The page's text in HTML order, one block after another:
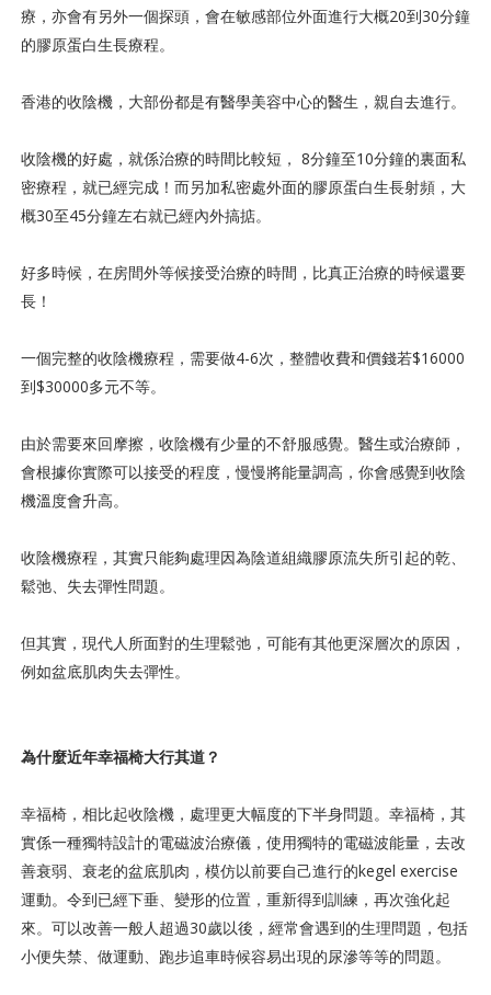
療，亦會有另外一個探頭，會在敏感部位外面進行大概20到30分鐘
的膠原蛋白生長療程。
香港的收陰機，大部份都是有醫學美容中心的醫生，親自去進行。
收陰機的好處，就係治療的時間比較短， 8分鐘至10分鐘的裏面私
密療程，就已經完成！而另加私密處外面的膠原蛋白生長射頻，大
概30至45分鐘左右就已經內外搞掂。
好多時候，在房間外等候接受治療的時間，比真正治療的時候還要
長！
一個完整的收陰機療程，需要做4-6次，整體收費和價錢若$16000
到$30000多元不等。
由於需要來回摩擦，收陰機有少量的不舒服感覺。醫生或治療師，
會根據你實際可以接受的程度，慢慢將能量調高，你會感覺到收陰
機溫度會升高。
收陰機療程，其實只能夠處理因為陰道組織膠原流失所引起的乾、
鬆弛、失去彈性問題。
但其實，現代人所面對的生理鬆弛，可能有其他更深層次的原因，
例如盆底肌肉失去彈性。
為什麼近年幸福椅大行其道？
幸福椅，相比起收陰機，處理更大幅度的下半身問題。幸福椅，其
實係一種獨特設計的電磁波治療儀，使用獨特的電磁波能量，去改
善衰弱、衰老的盆底肌肉，模仿以前要自己進行的kegel exercise
運動。令到已經下垂、變形的位置，重新得到訓練，再次強化起
來。可以改善一般人超過30歲以後，經常會遇到的生理問題，包括
小便失禁、做運動、跑步追車時候容易出現的尿滲等等的問題。